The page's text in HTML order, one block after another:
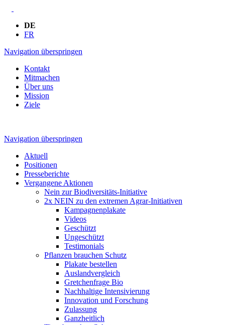
DE
FR
Navigation überspringen
Kontakt
Mitmachen
Über uns
Mission
Ziele
Navigation überspringen
Aktuell
Positionen
Presseberichte
Vergangene Aktionen
Nein zur Biodiversitäts-Initiative
2x NEIN zu den extremen Agrar-Initiativen
Kampagnenplakate
Videos
Geschützt
Ungeschützt
Testimonials
Pflanzen brauchen Schutz
Plakate bestellen
Auslandvergleich
Gretchenfrage Bio
Nachhaltige Intensivierung
Innovation und Forschung
Zulassung
Ganzheitlich